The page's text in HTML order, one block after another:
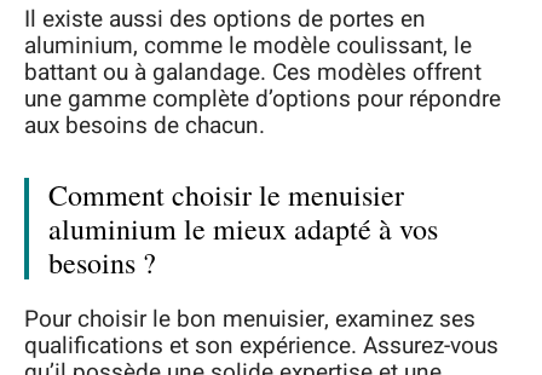
Il existe aussi des options de portes en
aluminium, comme le modèle coulissant, le
battant ou à galandage. Ces modèles offrent
une gamme complète d’options pour répondre
aux besoins de chacun.
Comment choisir le menuisier
aluminium le mieux adapté à vos
besoins ?
Pour choisir le bon menuisier, examinez ses
qualifications et son expérience. Assurez-vous